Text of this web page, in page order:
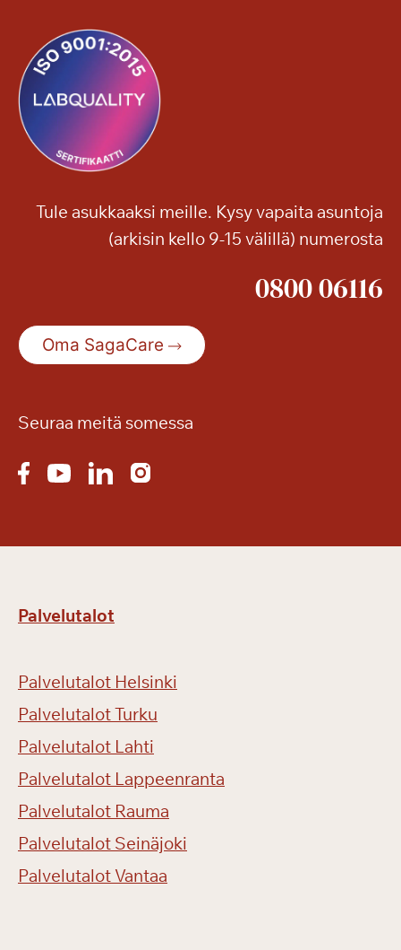
Tule asukkaaksi meille. Kysy vapaita asuntoja
(arkisin kello 9-15 välillä) numerosta
0800 06116
Oma SagaCare
Seuraa meitä somessa
Palvelutalot
Palvelutalot Helsinki
Palvelutalot Turku
Palvelutalot Lahti
Palvelutalot Lappeenranta
Palvelutalot Rauma
Palvelutalot Seinäjoki
Palvelutalot Vantaa